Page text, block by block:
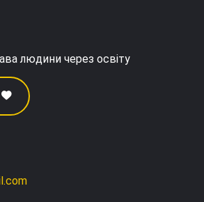
людини через освіту